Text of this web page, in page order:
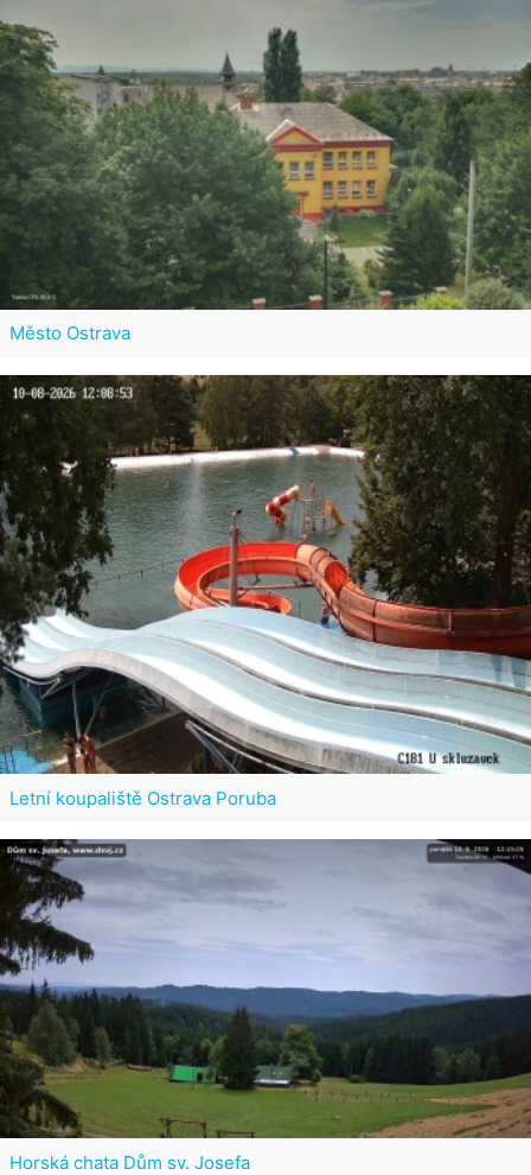
Město Ostrava
Letní koupaliště Ostrava Poruba
Horská chata Dům sv. Josefa